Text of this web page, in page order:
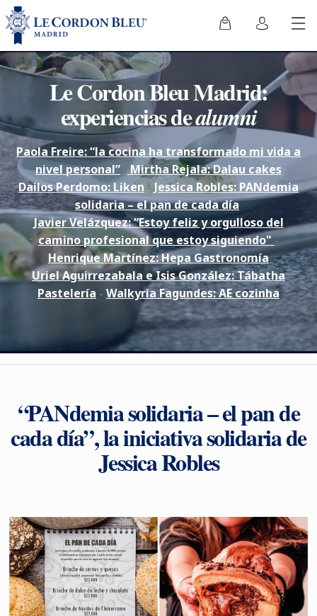
Le Cordon Bleu Madrid:
experiencias dealumni
Paola Freire: “la cocina ha transformado mi vida a
nivel personal” -Mirtha Rejala: Dalau cakes
Dailos Perdomo: Liken -Jessica Robles: PANdemia
solidaria – el pan de cada día
Javier Velázquez: “Estoy feliz y orgulloso del
camino profesional que estoy siguiendo"-
Henrique Martínez: Hepa Gastronomía
Uriel Aguirrezabala e Isis González: Tábatha
Pastelería - Walkyria Fagundes: AE cozinha
“PANdemia solidaria – el pan de
cada día”, la iniciativa solidaria de
Jessica Robles